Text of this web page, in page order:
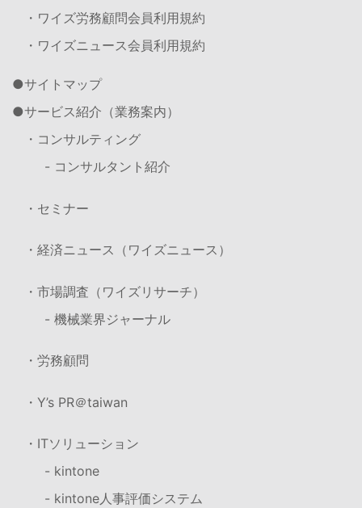
・ワイズ労務顧問会員利用規約
・ワイズニュース会員利用規約
サイトマップ
サービス紹介（業務案内）
・コンサルティング
- コンサルタント紹介
・セミナー
・経済ニュース（ワイズニュース）
・市場調査（ワイズリサーチ）
- 機械業界ジャーナル
・労務顧問
・Y’s PR＠taiwan
・ITソリューション
- kintone
- kintone人事評価システム